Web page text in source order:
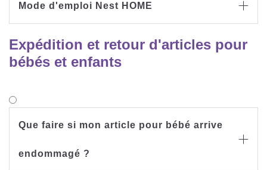
Mode d'emploi Nest HOME 
Expédition et retour d'articles pour
bébés et enfants
Que faire si mon article pour bébé arrive
endommagé ?
